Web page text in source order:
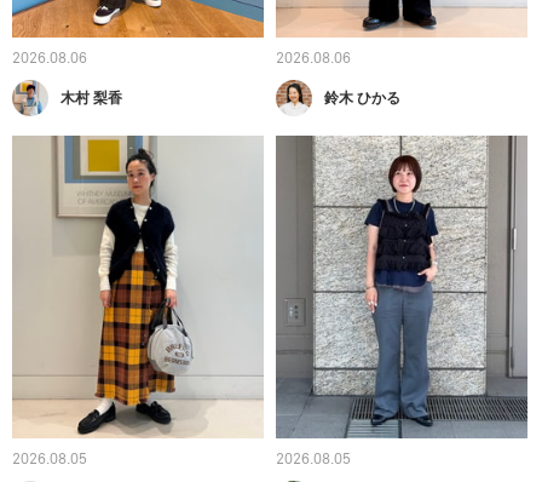
2026.08.06
木村 梨香
2026.08.06
鈴木 ひかる
2026.08.05 2026.08.05